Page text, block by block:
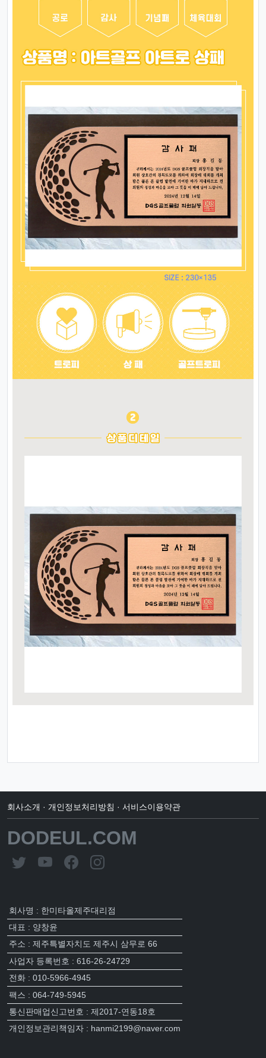
회사소개 · 개인정보처리방침 · 서비스이용약관
DODEUL.COM
회사명 : 한미타올제주대리점
대표 : 양창윤
주소 : 제주특별자치도 제주시 삼무로 66
사업자 등록번호 : 616-26-24729
전화 : 010-5966-4945
팩스 : 064-749-5945
통신판매업신고번호 : 제2017-연동18호
개인정보관리책임자 : hanmi2199@naver.com